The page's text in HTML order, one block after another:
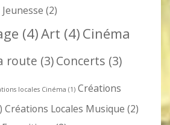
(2)
(4)Art (4) Cinéma
route (3)Concerts (3)
locales Cinéma (1) Créations
Créations Locales Musique (2)